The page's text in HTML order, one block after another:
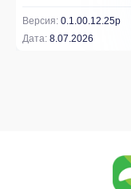
Версия: 0.1.00.12.25p
Дата: 8.07.2026